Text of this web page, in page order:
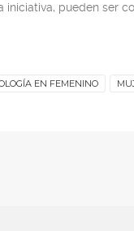
iniciativa, pueden ser
EN FEMENINO